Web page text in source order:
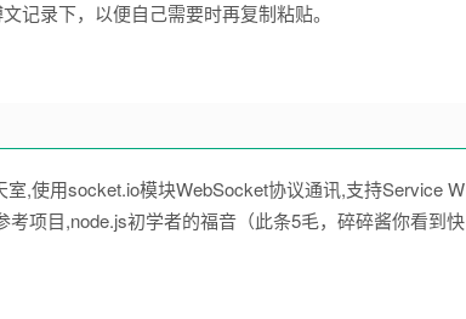
记录下，以便自己需要时再复制粘贴。
,使用socket.io模块WebSocket协议通讯,支持Service W
项目,node.js初学者的福音（此条5毛，碎碎酱你看到快